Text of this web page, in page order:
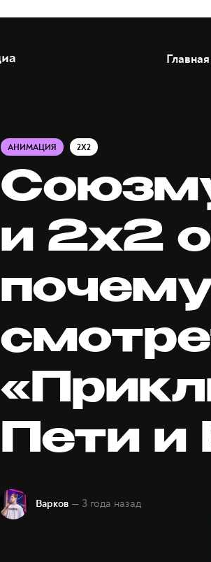
Главная
АНИМАЦИЯ 2X2
и 2х2
Пети и
Варков — 3 года назад